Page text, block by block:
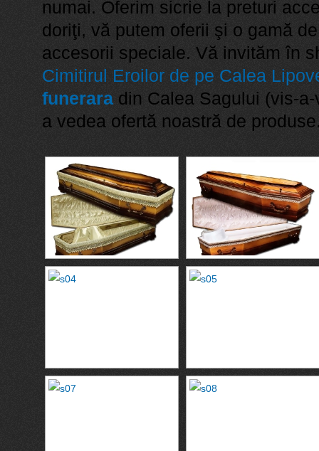
numai. Oferim sicrie la preturi
doriţi, vă putem oferii şi o gamă
accesorii speciale. Vă invităm în
Cimitirul Eroilor de pe Calea
funeraradin Calea Sagului (vis-
a vedea ofertă noastră de